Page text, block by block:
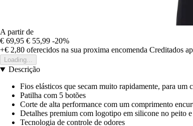
A partir de
€ 69,95 € 55,99 -20%
+€ 2,80 oferecidos na sua proxima encomenda Creditados
Loading...
Descrição
Fios elásticos que secam muito rapidamente, para
Patilha com 5 botões
Corte de alta performance com um comprimento
Detalhes premium com logotipo em silicone no peito
Tecnologia de controle de odores